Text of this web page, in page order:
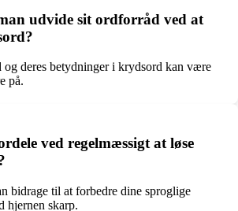
udvide sit ordforråd ved at
og deres betydninger i krydsord kan være
på.
ved regelmæssigt at løse
bidrage til at forbedre dine sproglige
hjernen skarp.